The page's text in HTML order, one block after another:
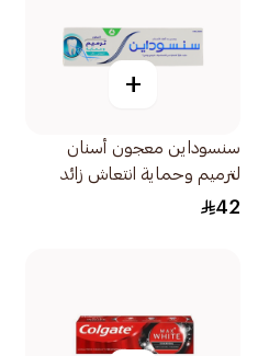
+
سنسوداين معجون أسنان
لترميم وحماية انتعاش زائد
75مل
42